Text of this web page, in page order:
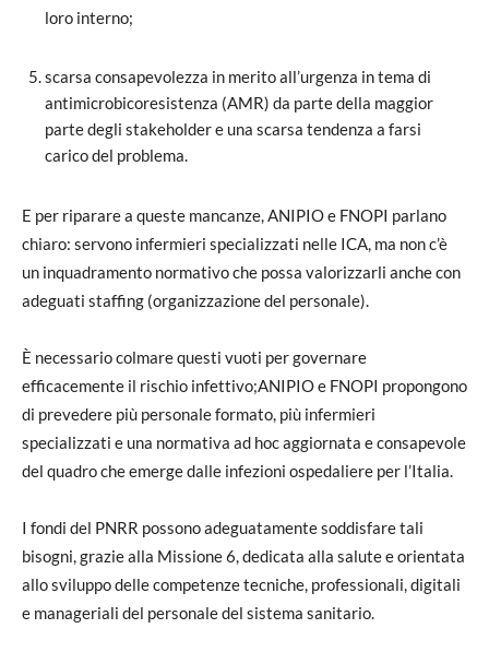
loro interno;
scarsa consapevolezza in merito all’urgenza in tema di
antimicrobicoresistenza (AMR) da parte della maggior
parte degli stakeholder e una scarsa tendenza a farsi
carico del problema.
E per riparare a queste mancanze, ANIPIO e FNOPI parlano
chiaro: servono infermieri specializzati nelle ICA, ma non c’è
un inquadramento normativo che possa valorizzarli anche con
adeguati staffing (organizzazione del personale).
È necessario colmare questi vuoti per governare
efficacemente il rischio infettivo;ANIPIO e FNOPI propongono
di prevedere più personale formato, più infermieri
specializzati e una normativa ad hoc aggiornata e consapevole
del quadro che emerge dalle infezioni ospedaliere per l’Italia.
I fondi del PNRR possono adeguatamente soddisfare tali
bisogni, grazie alla Missione 6, dedicata alla salute e orientata
allo sviluppo delle competenze tecniche, professionali, digitali
e manageriali del personale del sistema sanitario.